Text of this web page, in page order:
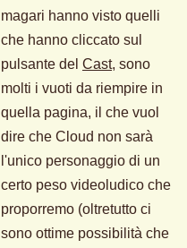
magari hanno visto quelli
che hanno cliccato sul
pulsante del Cast, sono
molti i vuoti da riempire in
quella pagina, il che vuol
dire che Cloud non sarà
l'unico personaggio di un
certo peso videoludico che
proporremo (oltretutto ci
sono ottime possibilità che